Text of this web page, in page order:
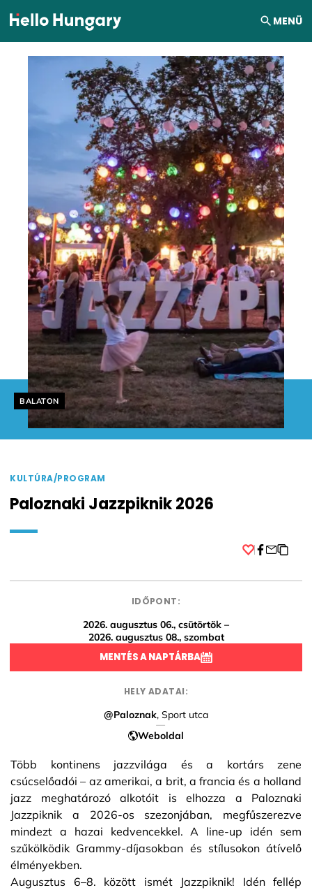
Ugrás a tartalomhoz MENÜ
Helyszín címkék:
BALATON
KULTÚRA/PROGRAM
Paloznaki Jazzpiknik 2026
IDŐPONT:
2026. augusztus 06., csütörtök –
2026. augusztus 08., szombat
MENTÉS A NAPTÁRBA
HELY ADATAI:
@Paloznak, Sport utca
Weboldal
Több kontinens jazzvilága és a kortárs zene
csúcselőadói – az amerikai, a brit, a francia és a holland
jazz meghatározó alkotóit is elhozza a Paloznaki
Jazzpiknik a 2026-os szezonjában, megfűszerezve
mindezt a hazai kedvencekkel. A line-up idén sem
szűkölködik Grammy-díjasokban és stílusokon átívelő
élményekben.
Augusztus 6–8. között ismét Jazzpiknik! Idén fellép